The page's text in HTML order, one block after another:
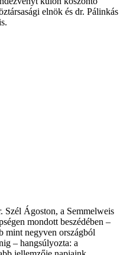
elnök és dr. Pálinkás
Szél Ágoston, a Semmelweis
mondott beszédében –
mint negyven országból
– hangsúlyozta: a